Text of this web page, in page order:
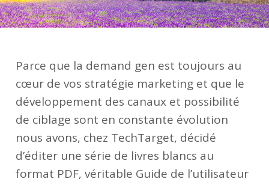
Parce que la demand gen est toujours au
cœur de vos stratégie marketing et que le
développement des canaux et possibilité
de ciblage sont en constante évolution
nous avons, chez TechTarget, décidé
d’éditer une série de livres blancs au
format PDF, véritable Guide de l’utilisateur